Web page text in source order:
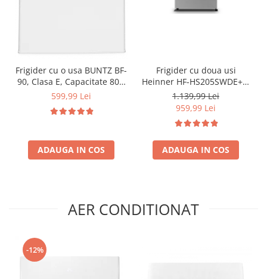
Frigider cu o usa BUNTZ BF-
90, Clasa E, Capacitate 80L,
Iluminare interioara,
cm, Alb
599,99 Lei
ADAUGA IN COS
Frigider cu doua usi
Heinner HF-HS205SWDE++,
206 l, Dozator de apa,
Iluminare LED, H 143.4 cm,
Clasa E, Argintiu
1.139,99 Lei
959,99 Lei
ADAUGA IN COS
AER CONDITIONAT
-12%